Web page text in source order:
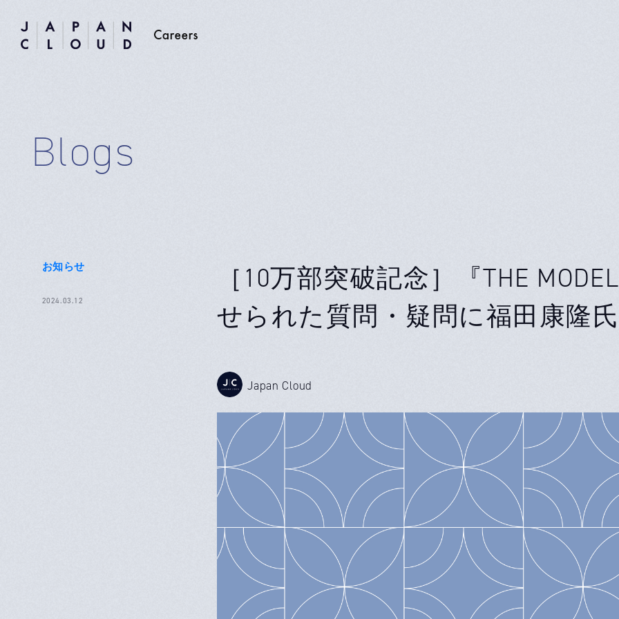
Blogs
お知らせ
2024.03.12
［10万部突破記念］『THE
せられた質問・疑問に福田康隆
Japan Cloud